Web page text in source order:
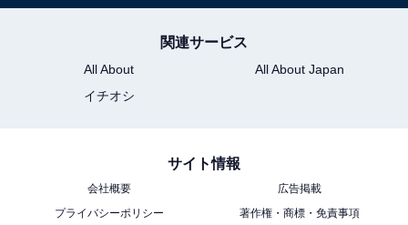
関連サービス
All About
All About Japan
イチオシ
サイト情報
会社概要
広告掲載
プライバシーポリシー
著作権・商標・免責事項